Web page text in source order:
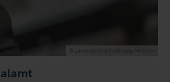
© Landespolizei Schleswig-Holstein